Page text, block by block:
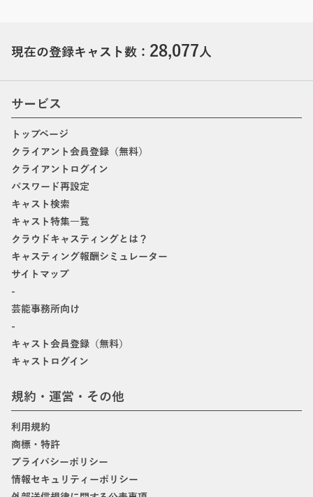
現在の登録キャスト数： 28,077人
サービス
トップページ
クライアント会員登録（無料）
クライアントログイン
パスワード再設定
キャスト検索
キャスト特集一覧
クラウドキャスティングとは？
キャスティング報酬シミュレーター
サイトマップ
-
芸能事務所向け
-
キャスト会員登録（無料）
キャストログイン
規約・運営・その他
利用規約
商標・特許
プライバシーポリシー
情報セキュリティーポリシー